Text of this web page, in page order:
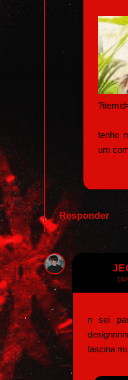
tenho
um
Responder
n sei
fascina